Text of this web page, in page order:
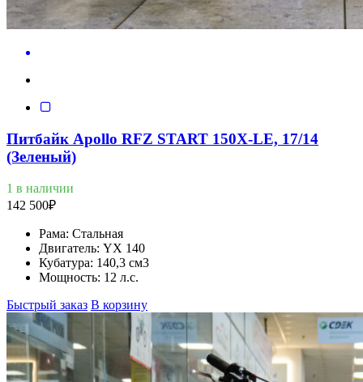
Питбайк Apollo RFZ START 150X-LE, 17/14
(Зеленый)
1 в наличии
142 500₽
Рама: Стальная
Двигатель: YX 140
Кубатура: 140,3 см3
Мощность: 12 л.с.
Быстрый заказ В корзину